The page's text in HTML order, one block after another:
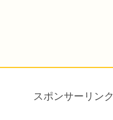
スポンサーリンク